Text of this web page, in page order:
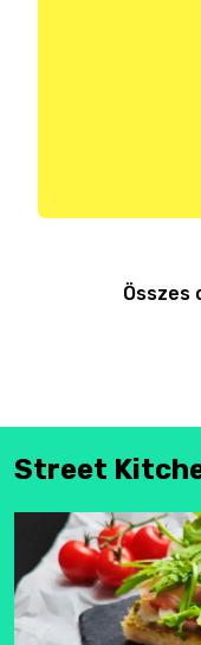
Összes
Street